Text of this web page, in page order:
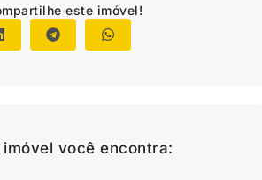
este imóvel!
imóvel você encontra: